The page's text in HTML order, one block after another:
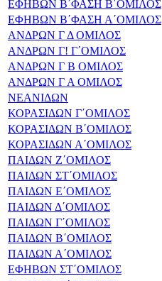
ΕΦΗΒΩΝ Β΄ΦΑΣΗ Β΄ΟΜΙΛΟΣ
ΕΦΗΒΩΝ Β΄ΦΑΣΗ Α΄ΟΜΙΛΟΣ
ΑΝΔΡΩΝ Γ Δ ΟΜΙΛΟΣ
ΑΝΔΡΩΝ Γ! Γ΄ΟΜΙΛΟΣ
ΑΝΔΡΩΝ Γ Β ΟΜΙΛΟΣ
ΑΝΔΡΩΝ Γ Α ΟΜΙΛΟΣ
ΝΕΑΝΙΔΩΝ
ΚΟΡΑΣΙΔΩΝ Γ΄ΟΜΙΛΟΣ
ΚΟΡΑΣΙΔΩΝ Β΄ΟΜΙΛΟΣ
ΚΟΡΑΣΙΔΩΝ Α΄ΟΜΙΛΟΣ
ΠΑΙΔΩΝ Ζ΄ΟΜΙΛΟΣ
ΠΑΙΔΩΝ ΣΤ΄ΟΜΙΛΟΣ
ΠΑΙΔΩΝ Ε΄ΟΜΙΛΟΣ
ΠΑΙΔΩΝ Δ΄ΟΜΙΛΟΣ
ΠΑΙΔΩΝ Γ΄ΟΜΙΛΟΣ
ΠΑΙΔΩΝ Β΄ΟΜΙΛΟΣ
ΠΑΙΔΩΝ Α΄ΟΜΙΛΟΣ
ΕΦΗΒΩΝ ΣΤ΄ΟΜΙΛΟΣ